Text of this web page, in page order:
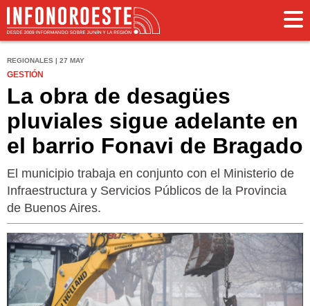
REGIONALES | 27 MAY
GESTIÓN
La obra de desagües
pluviales sigue adelante en
el barrio Fonavi de Bragado
El municipio trabaja en conjunto con el Ministerio de
Infraestructura y Servicios Públicos de la Provincia
de Buenos Aires.